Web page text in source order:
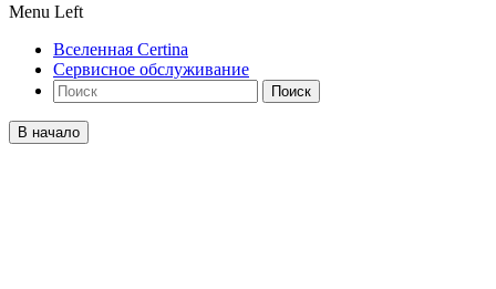
Menu Left
Вселенная Certina
Сервисное обслуживание
Поиск
В начало